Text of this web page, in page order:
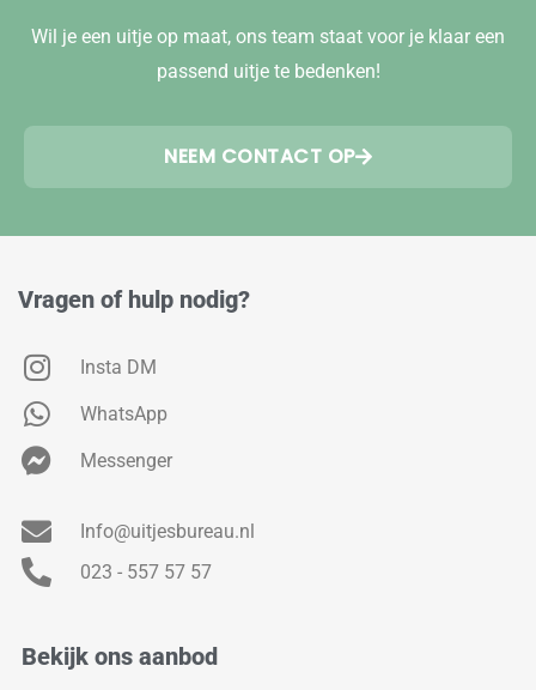
Wil je een uitje op maat, ons team staat voor je klaar een
passend uitje te bedenken!
NEEM CONTACT OP
Vragen of hulp nodig?
Insta DM
WhatsApp
Messenger
Info@uitjesbureau.nl
023 - 557 57 57
Bekijk ons aanbod